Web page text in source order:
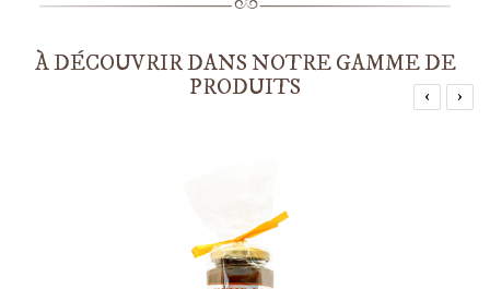
À DÉCOUVRIR DANS NOTRE GAMME DE
PRODUITS
‹ ›